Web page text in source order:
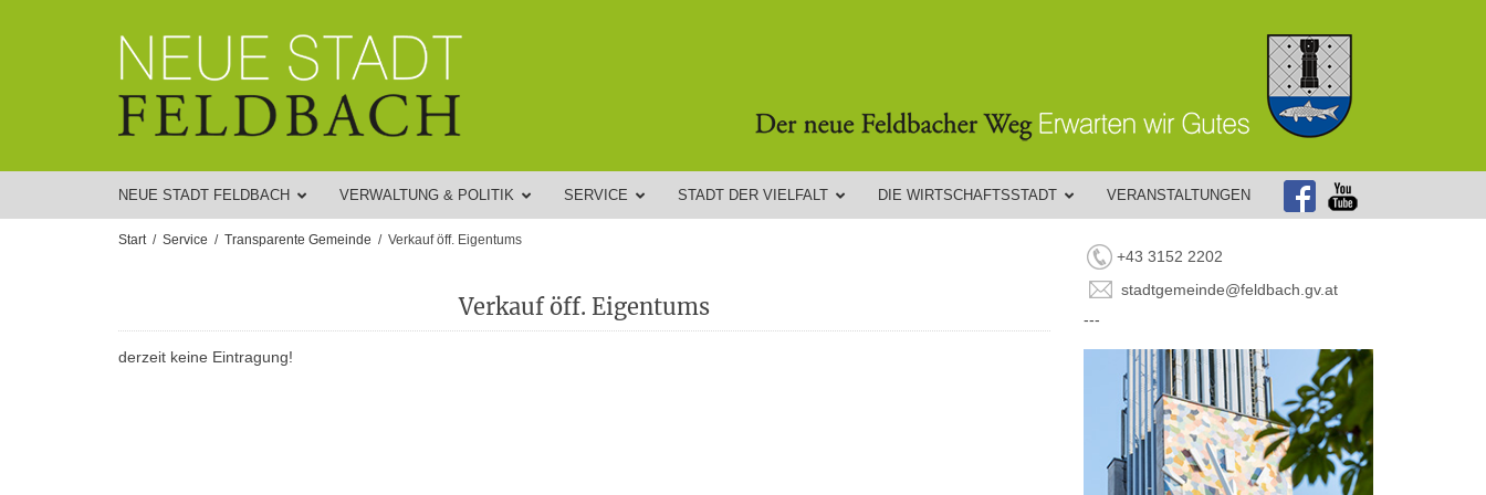
NEUE STADT FELDBACH VERWALTUNG & POLITIK SERVICE STADT DER VIELFALT DIE WIRTSCHAFTSSTADT VERANSTALTUNGEN
Start Service Transparente Gemeinde Verkauf öff. Eigentums
Verkauf öff. Eigentums
derzeit keine Eintragung!
+43 3152 2202
stadtgemeinde@feldbach.gv.at
---